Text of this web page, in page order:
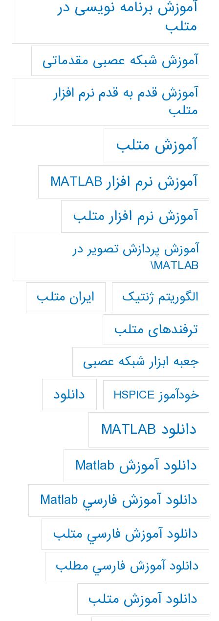
آموزش برنامه نویسی در
متلب
آموزش شبکه عصبی مقدماتی
آموزش قدم به قدم نرم افزار
متلب
آموزش متلب
آموزش نرم افزار MATLAB
آموزش نرم افزار متلب
آموزش پردازش تصوير در
MATLAB\
الگوریتم ژنتیک
ایران متلب
ترفندهای متلب
جعبه ابزار شبکه عصبی
خودآموز HSPICE دانلود
دانلود MATLAB
دانلود آموزش Matlab
دانلود آموزش فارسي Matlab
دانلود آموزش فارسي متلب
دانلود آموزش فارسي مطلب
دانلود آموزش متلب